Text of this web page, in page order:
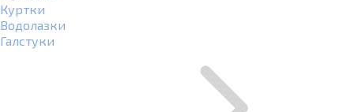
Куртки
Водолазки
Галстуки